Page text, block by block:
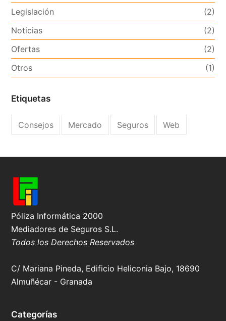
Legislación
(2)
Noticias
(2)
Ofertas
(2)
Otros
(1)
Etiquetas
Consejos Mercado Seguros Web
Póliza Informática 2000
Mediadores de Seguros S.L.
Todos los Derechos Reservados
C/ Mariana Pineda, Edificio Heliconia Bajo, 18690
Almuñécar - Granada
Categorías